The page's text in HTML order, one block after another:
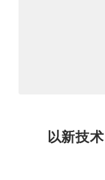
以新技